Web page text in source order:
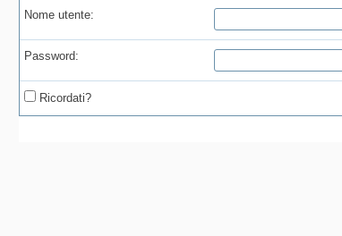
Nome utente:
Password:
Ricordati?